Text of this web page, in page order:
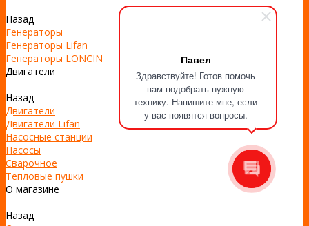
Павел
Здравствуйте! Готов помочь
вам подобрать нужную
технику. Напишите мне, если
у вас появятся вопросы.
Назад
Генераторы
Генераторы Lifan
Генераторы LONCIN
Двигатели
Назад
Двигатели
Двигатели Lifan
Насосные станции
Насосы
Сварочное
Тепловые пушки
О магазине
Назад